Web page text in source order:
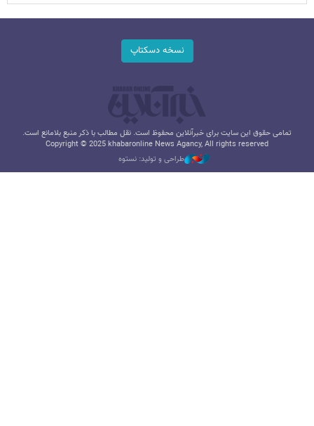
نسخه دسکتاپ
تمامی حقوق این سایت برای خبرآنلاین محفوظ است. نقل مطالب با ذکر منبع بلامانع است.
Copyright © 2025 khabaronline News Agancy, All rights reserved
طراحی و تولید: نستوه